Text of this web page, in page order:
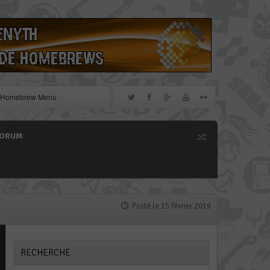
Menu
obtenir un dump
un !
Posté le 15 février 2019
RECHERCHE